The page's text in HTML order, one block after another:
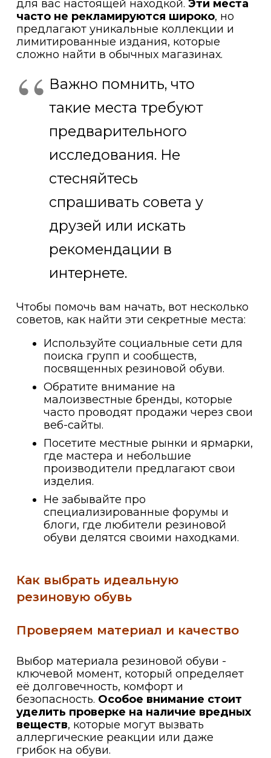
для вас настоящей находкой. Эти места
часто не рекламируются широко, но
предлагают уникальные коллекции и
лимитированные издания, которые
сложно найти в обычных магазинах.
Важно помнить, что
такие места требуют
предварительного
исследования. Не
стесняйтесь
спрашивать совета у
друзей или искать
рекомендации в
интернете.
Чтобы помочь вам начать, вот несколько
советов, как найти эти секретные места:
Используйте социальные сети для
поиска групп и сообществ,
посвященных резиновой обуви.
Обратите внимание на
малоизвестные бренды, которые
часто проводят продажи через свои
веб-сайты.
Посетите местные рынки и ярмарки,
где мастера и небольшие
производители предлагают свои
изделия.
Не забывайте про
специализированные форумы и
блоги, где любители резиновой
обуви делятся своими находками.
Как выбрать идеальную
резиновую обувь
Проверяем материал и качество
Выбор материала резиновой обуви -
ключевой момент, который определяет
её долговечность, комфорт и
безопасность. Особое внимание стоит
уделить проверке на наличие вредных
веществ, которые могут вызвать
аллергические реакции или даже
грибок на обуви.